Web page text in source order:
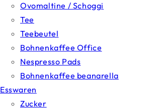
Ovomaltine / Schoggi
Tee
Teebeutel
Bohnenkaffee Office
Nespresso Pads
Bohnenkaffee beanarella
Esswaren
Zucker